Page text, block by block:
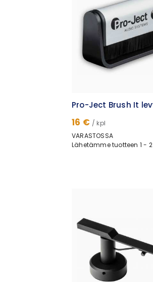
Pro-Ject Brush It
16 € / kpl
VARASTOSSA
Lähetämme tuotteen 1 -